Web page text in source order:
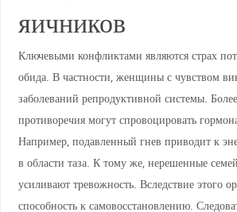
яичников
Ключевыми конфликтами являются страх
обида. В частности, женщины с чувством
заболеваний репродуктивной системы.
противоречия могут спровоцировать
Например, подавленный гнев приводит к
в области таза. К тому же, нерешенные
усиливают тревожность. Вследствие этого
способность к самовосстановлению.